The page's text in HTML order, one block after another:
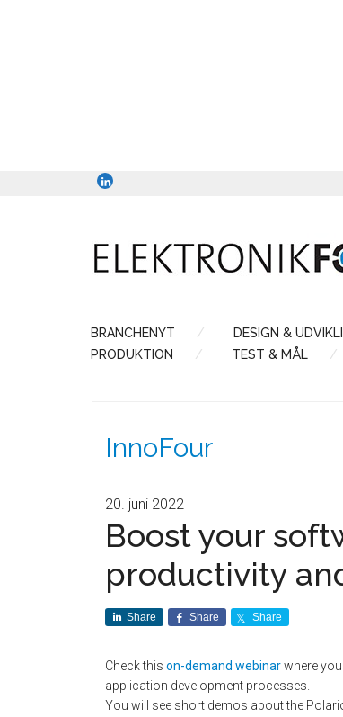
BRANCHENYT DESIGN &
PRODUKTION
TEST & MÅL
InnoFour
20. juni 2022
Boost your
productivity
Share Share Share
Check this on-demand webinarwhere
application development processes.
You will see short demos about the